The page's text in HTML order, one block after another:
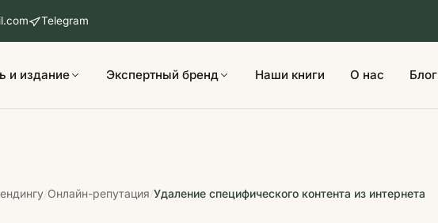
Telegram
и издание Экспертный бренд Наши книги О нас Блог
/Онлайн-репутация/Удаление специфического контента из интернета